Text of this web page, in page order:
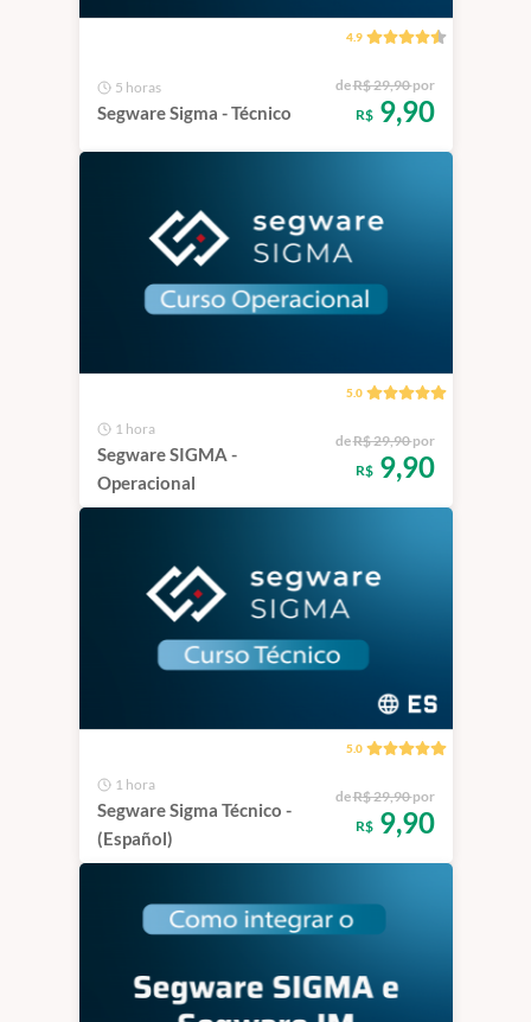
4.9
5 horas
Segware Sigma - Técnico
deR$ 29,90por
R$9,90
5.0
1 hora
Segware SIGMA -
Operacional
deR$ 29,90por
R$9,90
5.0
1 hora
Segware Sigma Técnico -
(Español)
deR$ 29,90por
R$9,90